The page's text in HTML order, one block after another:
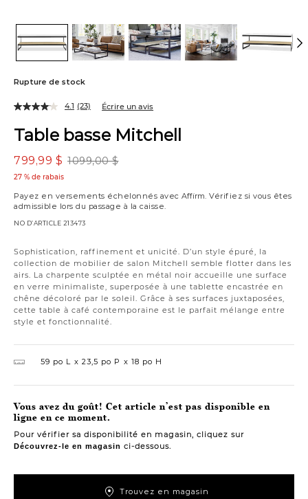
Rupture de stock
Table basse Mitchell
1099,00 $
799,99 $
27 % de rabais
Payez en versements échelonnés avec Affirm. Vérifiez si vous êtes
admissible lors du passage à la caisse.
NO D’ARTICLE 213473
Sophistication, raffinement et unicité. D’un style épuré, la
collection de mobilier de salon Mitchell semble flotter dans les
airs. La charpente sculptée en métal noir accueille une surface
en verre minimaliste, superposée à une tablette encastrée en
chêne décoloré par le soleil. Grâce à ses surfaces juxtaposées,
cette table à café contemporaine est le parfait mélange entre
style et fonctionnalité.
4.1 (23) Écrire un avis
59 po L 23,5 po P 18 po H
Vous avez du goût! Cet article n’est pas disponible en
ligne en ce moment.
Pour vérifier sa disponibilité en magasin, cliquez sur
Découvrez-le en magasin ci-dessous.
Trouvez en magasin